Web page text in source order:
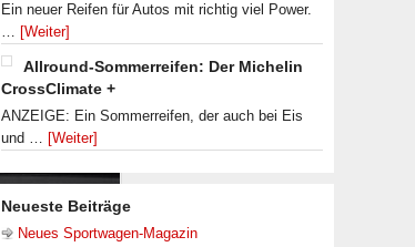
Ein neuer Reifen für Autos mit richtig viel Power.
… [Weiter]
Allround-Sommerreifen: Der Michelin
CrossClimate +
ANZEIGE: Ein Sommerreifen, der auch bei Eis
und … [Weiter]
Neueste Beiträge
Neues Sportwagen-Magazin